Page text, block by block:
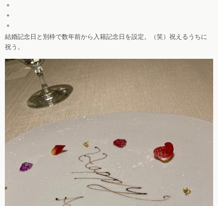
＊
＊
＊
結婚記念日と別枠で数年前から入籍記念日を設定。（笑）祝えるうちに
祝う。